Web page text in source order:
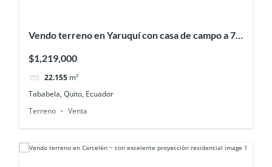
Vendo terreno en Yaruquí con casa de campo a 7
$1,219,000
22.155 m²
Tababela, Quito, Ecuador
Terreno
Venta